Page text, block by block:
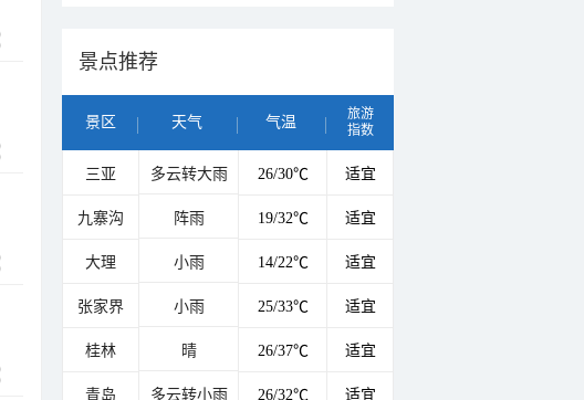
景点推荐
景区 天气 气温
旅游
指数
三亚 多云转大雨 26/30℃ 适宜
九寨沟 阵雨 19/32℃ 适宜
大理 小雨 14/22℃ 适宜
张家界 小雨 25/33℃ 适宜
桂林 晴 26/37℃ 适宜
青岛 多云转小雨 26/32℃ 适宜